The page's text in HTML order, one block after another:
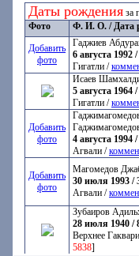
Даты рождения за
Фото
Ф. И. О. / Дата
Добавить
фото
Гаджиев
6 августа 1992
Гигатли /
Исаев
5 августа 1964
Гигатли /
Добавить
фото
4 августа 1994
Агвали /
Добавить
фото
Магомедов
30 июля 1993 /
Агвали /
Зубаиров
28 июля 1940 /
Верхнее
5838]